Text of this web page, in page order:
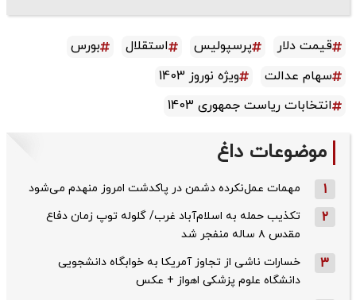
قیمت دلار پرسپولیس استقلال
بورس
سهام عدالت
ویژه نوروز 1403
انتخابات ریاست جمهوری 1403
موضوعات داغ
1 مهمات عمل‌نکرده دشمن در پاکدشت امروز منهدم می‌شود
2
تکذیب حمله به اسلام‌آباد غرب/ گلوله توپ زمان دفاع
مقدس ۸ ساله منفجر شد
3
خسارات ناشی از تجاوز آمریکا به خوابگاه دانشجویی
دانشگاه علوم پزشکی اهواز + عکس